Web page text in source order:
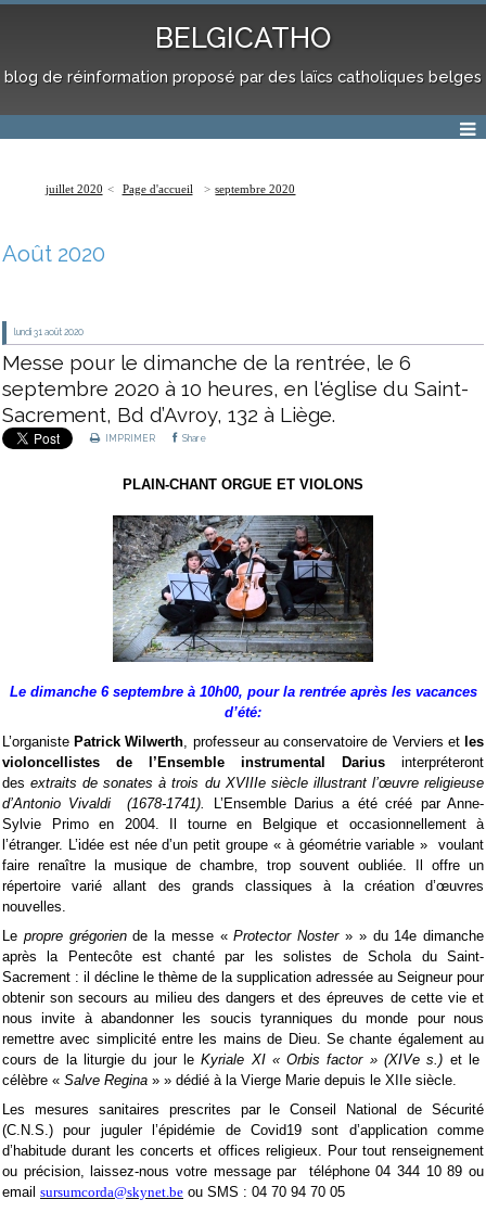
BELGICATHO
blog de réinformation proposé par des laïcs catholiques belges
juillet 2020 Page d'accueil septembre 2020
Août 2020
lundi 31 août 2020
Messe pour le dimanche de la rentrée, le 6
septembre 2020 à 10 heures, en l'église du Saint-
Sacrement, Bd d’Avroy, 132 à Liège.
IMPRIMER Share
PLAIN-CHANT ORGUE ET VIOLONS
Le dimanche 6 septembre à 10h00, pour la rentrée après les vacances
d’été:
L’organiste Patrick Wilwerth, professeur au conservatoire de Verviers et les
violoncellistes de l’Ensemble instrumental Darius interpréteront
desextraits de sonates à trois du XVIIIe siècle illustrant l’œuvre religieuse
d’Antonio Vivaldi (1678-1741).
L’Ensemble Darius a été créé par Anne-
Sylvie Primo en 2004. Il tourne en Belgique et occasionnellement à
l’étranger. L’idée est née d’un petit groupe « à géométrie variable » voulant
faire renaître la musique de chambre, trop souvent oubliée. Il offre un
répertoire varié allant des grands classiques à la création d’œuvres
nouvelles.
Le propre grégoriende la messe «Protector Noster» » du 14e dimanche
après la Pentecôte est chanté par les solistes de Schola du Saint-
Sacrement : il décline le thème de la supplication adressée au Seigneur pour
obtenir son secours au milieu des dangers et des épreuves de cette vie et
nous invite à abandonner les soucis tyranniques du monde pour nous
remettre avec simplicité entre les mains de Dieu. Se chante également au
cours de la liturgie du jour leKyriale XI « Orbis factor » (XIVe s.) et le
célèbre « Salve Regina » » dédié à la Vierge Marie depuis le XIIe siècle.
Les mesures sanitaires prescrites par le Conseil National de Sécurité
(C.N.S.) pour juguler l’épidémie de Covid19 sont d’application comme
d’habitude durant les concerts et offices religieux. Pour tout renseignement
ou précision, laissez-nous votre message par téléphone 04 344 10 89 ou
email sursumcorda@skynet.be ou SMS : 04 70 94 70 05